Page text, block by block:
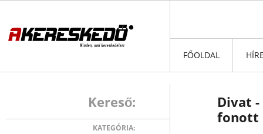
FŐOLDAL
Divat
fonott
Kereső:
KATEGÓRIA: